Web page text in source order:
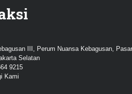
III, Perum Nuansa Kebagusan, Pasar
Selatan
9215
Kami